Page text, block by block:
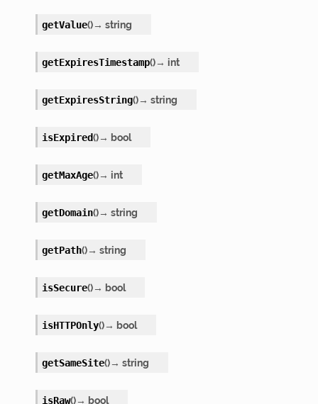
getValue()→ string
getExpiresTimestamp()→ int
getExpiresString()→ string
isExpired()→ bool
getMaxAge()→ int
getDomain()→ string
getPath()→ string
isSecure()→ bool
isHTTPOnly()→ bool
getSameSite()→ string
isRaw()→ bool